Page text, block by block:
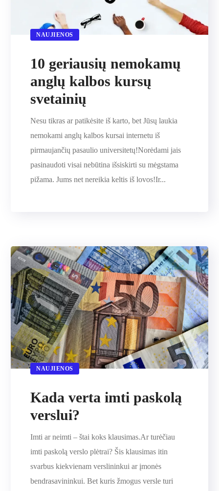
NAUJIENOS
10 geriausių nemokamų
anglų kalbos kursų
svetainių
Nesu tikras ar patikėsite iš karto, bet Jūsų laukia
nemokami anglų kalbos kursai internetu iš
pirmaujančių pasaulio universitetų!Norėdami jais
pasinaudoti visai nebūtina išsiskirti su mėgstama
pižama. Jums net nereikia keltis iš lovos!Ir...
NAUJIENOS
Kada verta imti paskolą
verslui?
Imti ar neimti – štai koks klausimas.Ar turėčiau
imti paskolą verslo plėtrai? Šis klausimas itin
svarbus kiekvienam verslininkui ar įmonės
bendrasavininkui. Bet kuris žmogus versle turi